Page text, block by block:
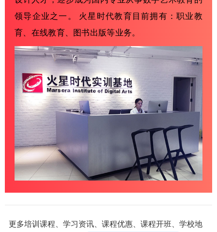
领导企业之一。 火星时代教育目前拥有：职业教
育、在线教育、图书出版等业务。
更多培训课程、学习资讯、课程优惠、课程开班、学校地